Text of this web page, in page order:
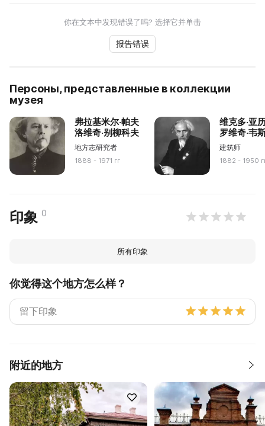
你在文本中发现错误了吗? 选择它并单击
报告错误
Персоны, представленные в коллекции
музея
弗拉基米尔·帕夫
洛维奇·别柳科夫
地方志研究者
1888 - 1971 гг
维克多·亚
罗维奇·韦
建筑师
1882 - 1950
印象 0
所有印象
你觉得这个地方怎么样？
附近的地方